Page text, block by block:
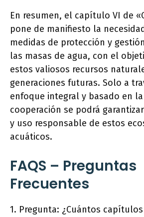
En resumen, el capítulo VI de
pone de manifiesto la
medidas de protección y
las masas de agua, con el
estos valiosos recursos
generaciones futuras. Solo a
enfoque integral y basado en
cooperación se podrá
y uso responsable de estos
acuáticos.
FAQS – Preguntas
Frecuentes
1. Pregunta: ¿Cuántos